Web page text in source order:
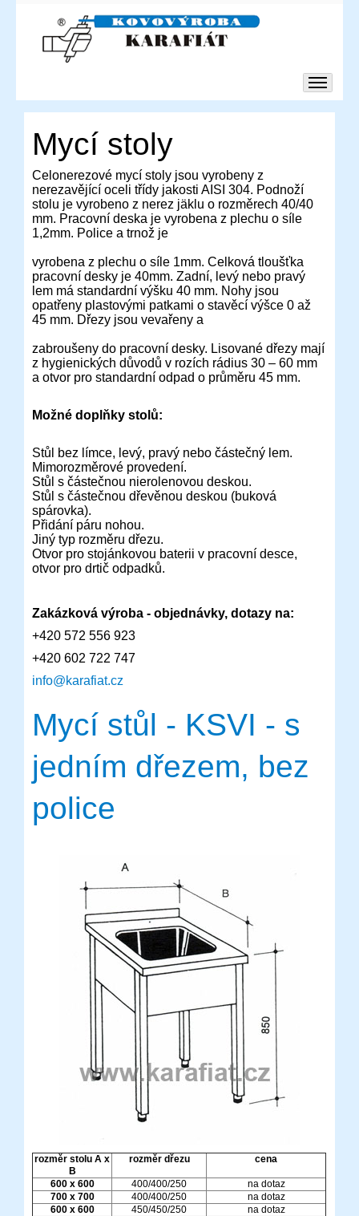
Mycí stoly
Celonerezové mycí stoly jsou vyrobeny z
nerezavějící oceli třídy jakosti AISI 304. Podnoží
stolu je vyrobeno z nerez jäklu o rozměrech 40/40
mm. Pracovní deska je vyrobena z plechu o síle
1,2mm. Police a trnož je
vyrobena z plechu o síle 1mm. Celková tloušťka
pracovní desky je 40mm. Zadní, levý nebo pravý
lem má standardní výšku 40 mm. Nohy jsou
opatřeny plastovými patkami o stavěcí výšce 0 až
45 mm. Dřezy jsou vevařeny a
zabroušeny do pracovní desky. Lisované dřezy mají
z hygienických důvodů v rozích rádius 30 – 60 mm
a otvor pro standardní odpad o průměru 45 mm.
Možné doplňky stolů:
Stůl bez límce, levý, pravý nebo částečný lem.
Mimorozměrové provedení.
Stůl s částečnou nierolenovou deskou.
Stůl s částečnou dřevěnou deskou (buková
spárovka).
Přidání páru nohou.
Jiný typ rozměru dřezu.
Otvor pro stojánkovou baterii v pracovní desce,
otvor pro drtič odpadků.
Zakázková výroba - objednávky, dotazy na:
+420 572 556 923
+420 602 722 747
info@karafiat.cz
Mycí stůl - KSVI - s
jedním dřezem, bez
police
rozměr stolu A x
B
rozměr dřezu cena
600 x 600 400/400/250
na dotaz
700 x 700
400/400/250
na dotaz
600 x 600
450/450/250
na dotaz